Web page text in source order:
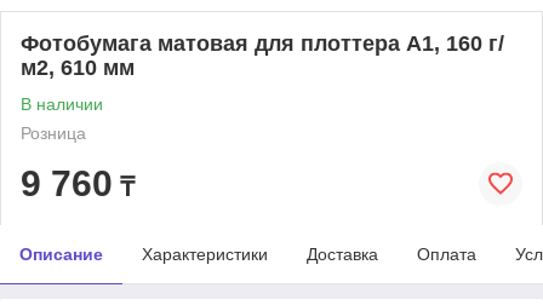
Фотобумага матовая для плоттера A1, 160 г/
м2, 610 мм
В наличии
Розница
9 760 ₸
Описание Характеристики Доставка Оплата